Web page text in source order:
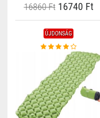
16860 Ft16740 Ft
ÚJDONSÁG